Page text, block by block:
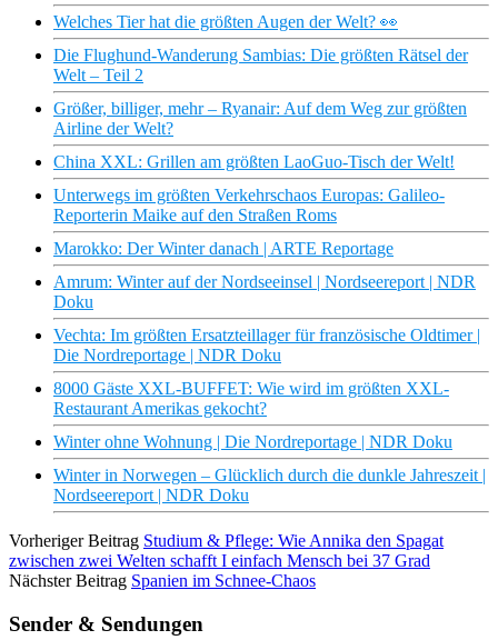
Welches Tier hat die größten Augen der Welt? 👀
Die Flughund-Wanderung Sambias: Die größten Rätsel der
Welt – Teil 2
Größer, billiger, mehr – Ryanair: Auf dem Weg zur größten
Airline der Welt?
China XXL: Grillen am größten LaoGuo-Tisch der Welt!
Unterwegs im größten Verkehrschaos Europas: Galileo-
Reporterin Maike auf den Straßen Roms
Marokko: Der Winter danach | ARTE Reportage
Amrum: Winter auf der Nordseeinsel | Nordseereport | NDR
Doku
Vechta: Im größten Ersatzteillager für französische Oldtimer |
Die Nordreportage | NDR Doku
8000 Gäste XXL-BUFFET: Wie wird im größten XXL-
Restaurant Amerikas gekocht?
Winter ohne Wohnung | Die Nordreportage | NDR Doku
Winter in Norwegen – Glücklich durch die dunkle Jahreszeit |
Nordseereport | NDR Doku
Vorheriger Beitrag Studium & Pflege: Wie Annika den Spagat
zwischen zwei Welten schafft I einfach Mensch bei 37 Grad
Nächster Beitrag Spanien im Schnee-Chaos
Sender & Sendungen